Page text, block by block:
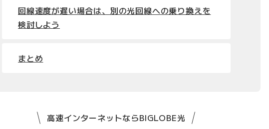
回線速度が遅い場合は、別の光回線への乗り換えを
検討しよう
まとめ
高速インターネットならBIGLOBE光